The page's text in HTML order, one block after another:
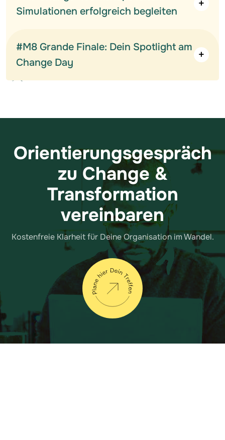
Simulationen erfolgreich begleiten
#M8 Grande Finale: Dein Spotlight am
Change Day
Orientierungsgespräch
zu Change &
Transformation
vereinbaren
Kostenfreie Klarheit für Deine Organisation im Wandel.